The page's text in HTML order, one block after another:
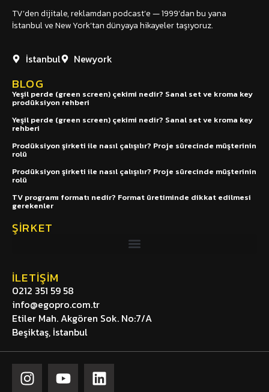
TV’den dijitale, reklamdan podcast’e — 1999’dan bu yana
İstanbul ve New York’tan dünyaya hikayeler taşıyoruz.
İstanbul Newyork
BLOG
Yeşil perde (green screen) çekimi nedir? Sanal set ve kroma key
prodüksiyon rehberi
Yeşil perde (green screen) çekimi nedir? Sanal set ve kroma key
rehberi
Prodüksiyon şirketi ile nasıl çalışılır? Proje sürecinde müşterinin
rolü
Prodüksiyon şirketi ile nasıl çalışılır? Proje sürecinde müşterinin
rolü
TV programı formatı nedir? Format üretiminde dikkat edilmesi
gerekenler
ŞIRKET
İLETIŞIM
0212 351 59 58
info@egopro.com.tr
Etiler Mah. Akgören Sok. No:7/A
Beşiktaş, İstanbul